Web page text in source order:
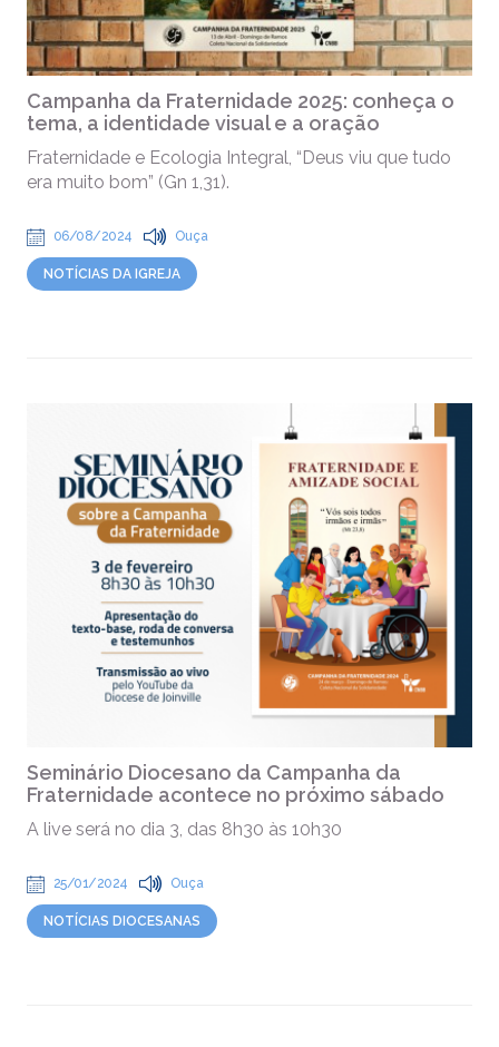
Campanha da Fraternidade 2025: conheça o
tema, a identidade visual e a oração
Fraternidade e Ecologia Integral, “Deus viu que tudo
era muito bom” (Gn 1,31).
06/08/2024 Ouça
NOTÍCIAS DA IGREJA
Seminário Diocesano da Campanha da
Fraternidade acontece no próximo sábado
A live será no dia 3, das 8h30 às 10h30
25/01/2024 Ouça
NOTÍCIAS DIOCESANAS